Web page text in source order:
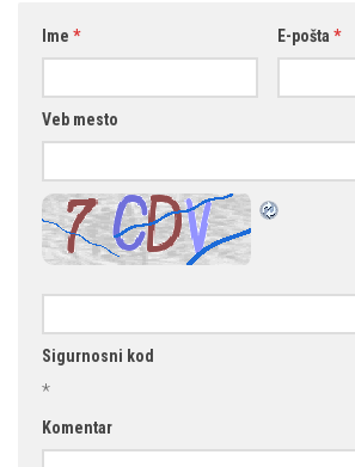
Ime * E-pošta *
Veb mesto
Sigurnosni kod
*
Komentar